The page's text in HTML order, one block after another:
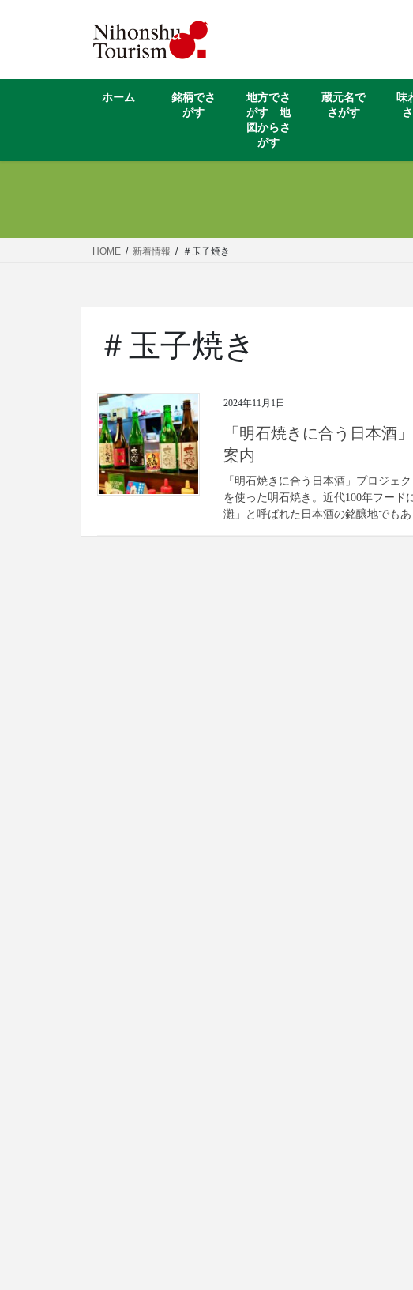
ホーム
銘柄でさ
がす
地方でさ
がす 地
図からさ
がす
蔵元名で
さがす
味
HOME 新着情報 ＃玉子焼き
＃玉子焼き
2024年11月1日
「明石焼きに合う日本酒
案内
「明石焼きに合う日本酒」プロジェ
を使った明石焼き。近代100年フー
灘」と呼ばれた日本酒の銘醸地でも